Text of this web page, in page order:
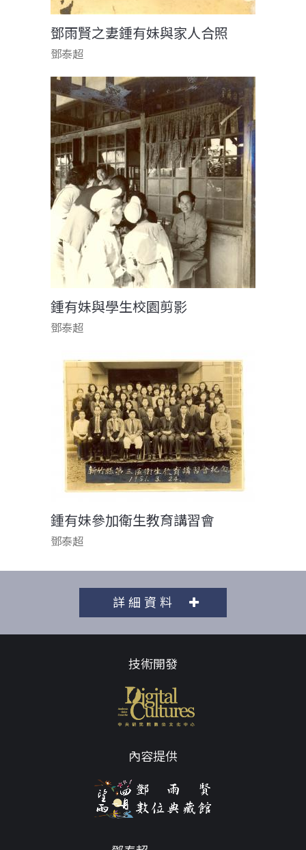
鄧雨賢之妻鍾有妹與家人合照
鄧泰超
鍾有妹與學生校園剪影
鄧泰超
鍾有妹參加衛生教育講習會
鄧泰超
詳細資料
技術開發
內容提供